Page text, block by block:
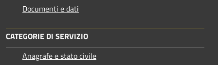
Documenti e dati
CATEGORIE DI SERVIZIO
Anagrafe e stato civile